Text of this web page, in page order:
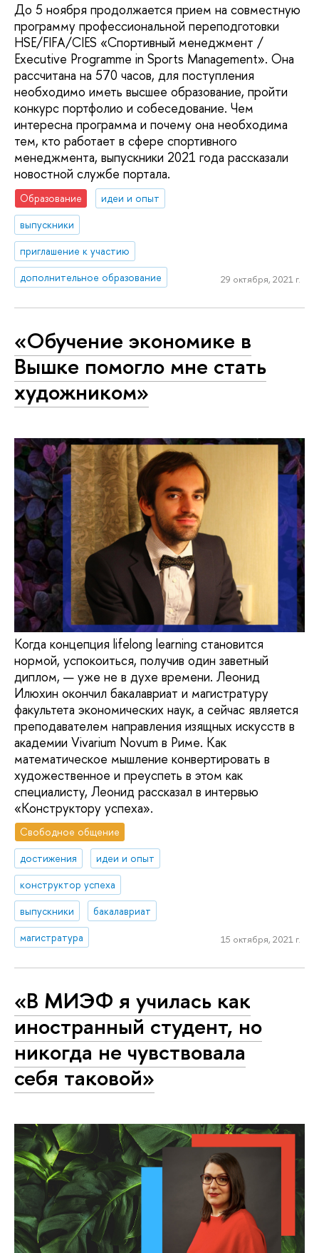
До 5 ноября продолжается прием на совместную
программу профессиональной переподготовки
HSE/FIFA/CIES «Спортивный менеджмент /
Executive Programme in Sports Management». Она
рассчитана на 570 часов, для поступления
необходимо иметь высшее образование, пройти
конкурс портфолио и собеседование. Чем
интересна программа и почему она необходима
тем, кто работает в сфере спортивного
менеджмента, выпускники 2021 года рассказали
новостной службе портала.
Образование
идеи и опыт
выпускники
приглашение к участию
дополнительное образование
29 октября, 2021 г.
«Обучение экономике в
Вышке помогло мне стать
художником»
Когда концепция lifelong learning становится
нормой, успокоиться, получив один заветный
диплом, — уже не в духе времени. Леонид
Илюхин окончил бакалавриат и магистратуру
факультета экономических наук, а сейчас является
преподавателем направления изящных искусств в
академии Vivarium Novum в Риме. Как
математическое мышление конвертировать в
художественное и преуспеть в этом как
специалисту, Леонид рассказал в интервью
«Конструктору успеха».
Свободное общение
достижения
идеи и опыт
конструктор успеха
выпускники
бакалавриат
магистратура
15 октября, 2021 г.
«В МИЭФ я училась как
иностранный студент, но
никогда не чувствовала
себя таковой»